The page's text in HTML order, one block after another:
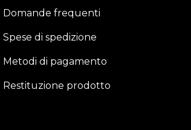
Domande frequenti
Spese di spedizione
Metodi di pagamento
Restituzione prodotto